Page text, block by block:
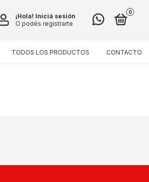
¡Hola! Iniciá sesión
O podés registrarte
0
TODOS LOS PRODUCTOS CONTACTO